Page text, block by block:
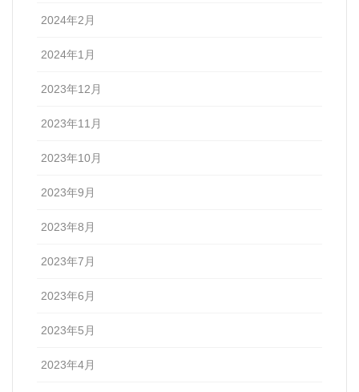
2024年2月
2024年1月
2023年12月
2023年11月
2023年10月
2023年9月
2023年8月
2023年7月
2023年6月
2023年5月
2023年4月